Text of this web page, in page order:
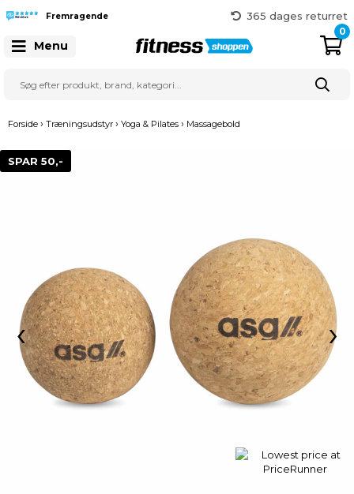
Gratis fragt over 999 kr.
41 128 128
Fremragende
Menu
0
Forside › Træningsudstyr › Yoga & Pilates › Massagebold
SPAR 50,-
‹ ›